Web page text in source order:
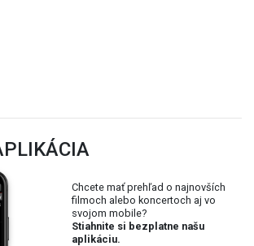
Chcete mať prehľad o najnovších
filmoch alebo koncertoch aj vo
svojom mobile?
Stiahnite si bezplatne našu
aplikáciu.